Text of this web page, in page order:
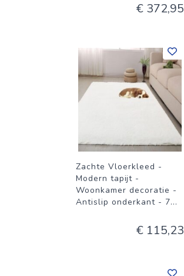
€ 372,95
Zachte Vloerkleed -
Modern tapijt -
Woonkamer decoratie -
Antislip onderkant - 7...
€ 115,23